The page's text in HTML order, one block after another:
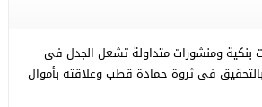
بنكية ومنشورات متداولة تشعل الجدل فى
فى ثروة حمادة قطب وعلاقته بأموال